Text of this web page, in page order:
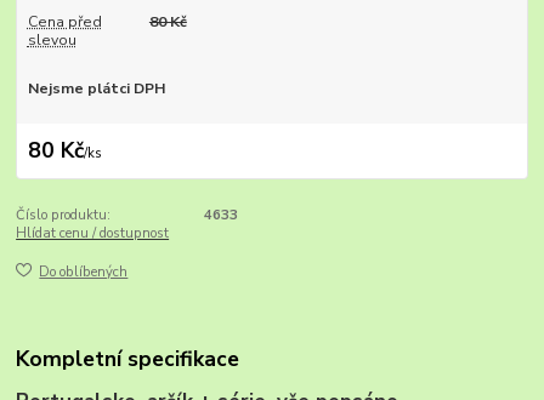
Cena před
slevou
80 Kč
Nejsme plátci DPH
80 Kč/ks
Číslo produktu:
4633
Hlídat cenu / dostupnost
Do oblíbených
Kompletní specifikace